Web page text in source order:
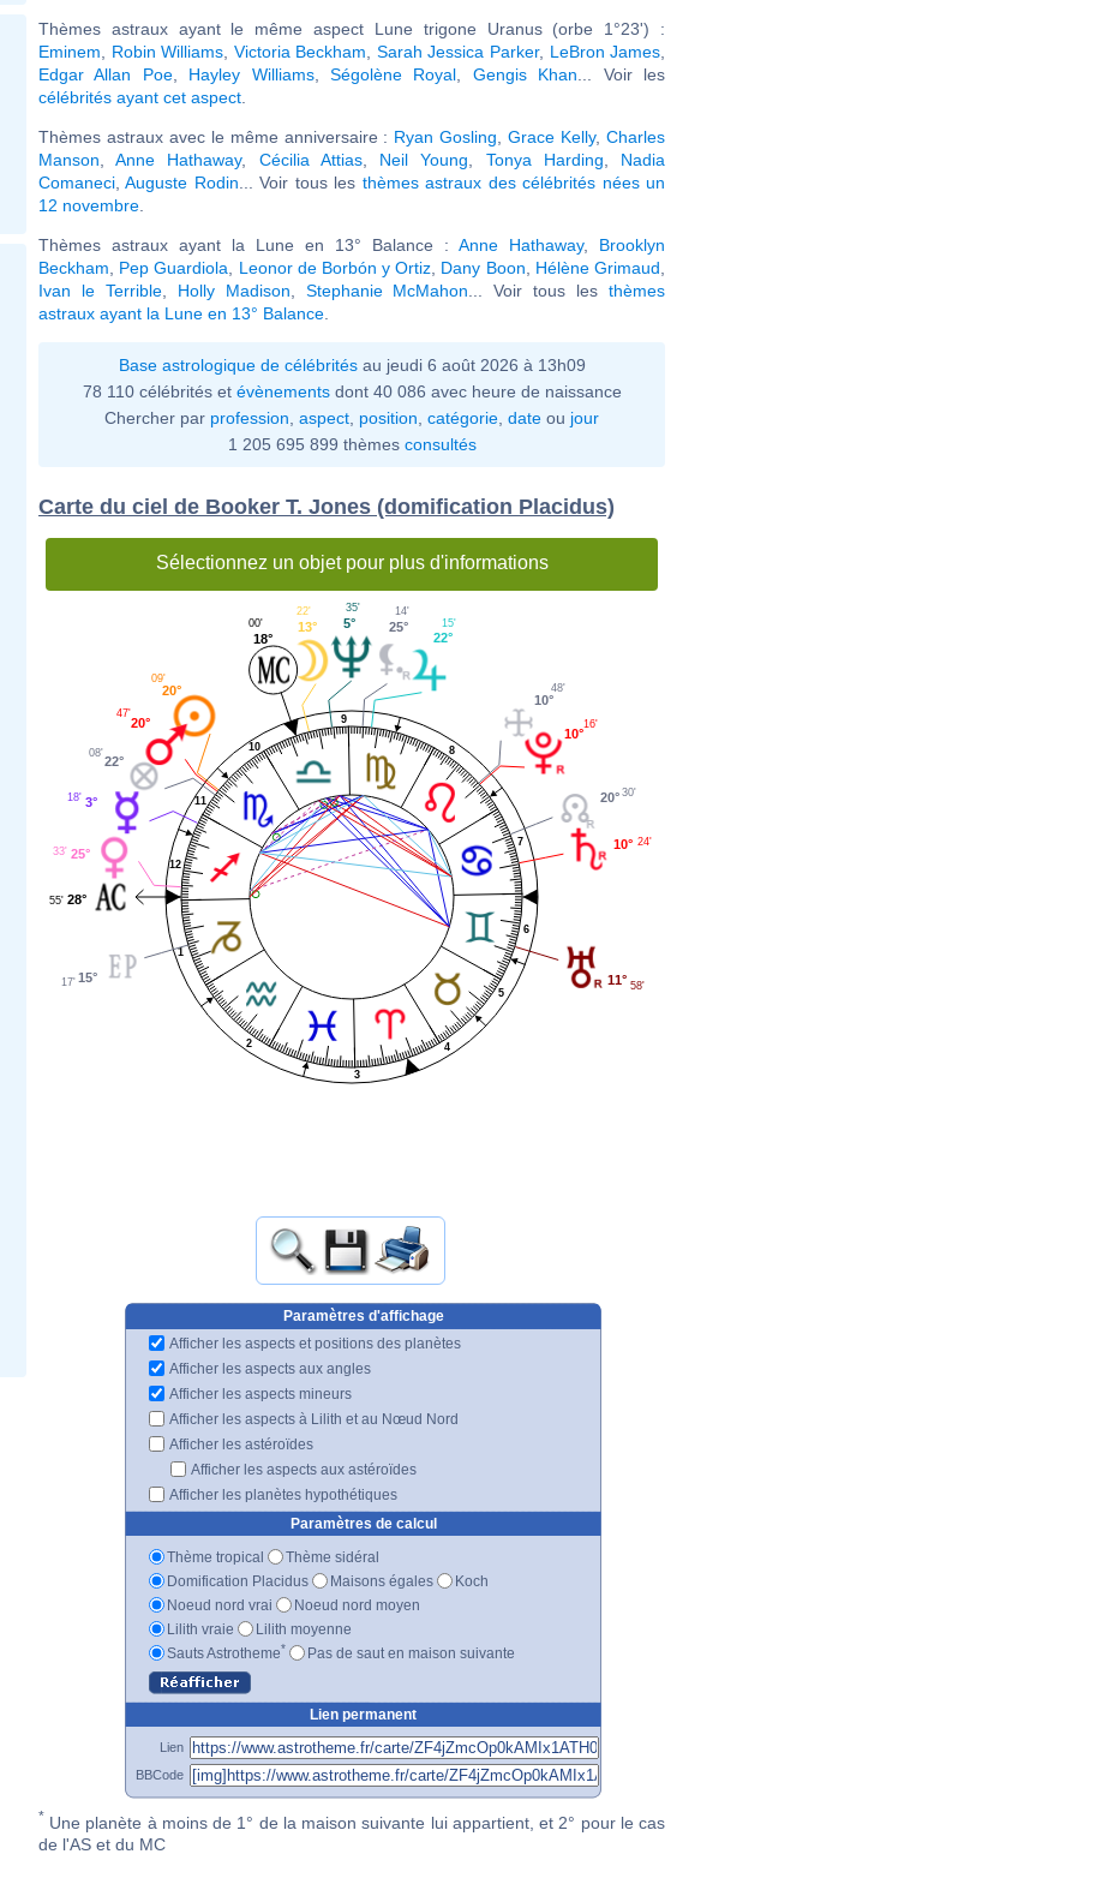
Thèmes astraux ayant le même aspect Lune trigone Uranus (orbe 1°23') :
Eminem
Robin Williams Victoria Beckham Sarah Jessica Parker, LeBron James
Edgar Allan Poe, Hayley Williams,Ségolène Royal Gengis Khan ... Voir les
célébrités ayant cet aspect
Thèmes astraux avec le même anniversaire : Ryan Gosling ,Grace Kelly,Charles
Manson ,Anne Hathaway, Cécilia Attias, Neil Young Tonya Harding
Nadia
Comaneci ,Auguste Rodin ... Voir tous les thèmes astraux des célébrités nées un
12 novembre
Thèmes astraux ayant la Lune en 13° Balance : Anne Hathaway, Brooklyn
Beckham
Pep Guardiola Leonor de Borbón y Ortiz Dany Boon Hélène Grimaud
Ivan le Terrible, Holly Madison Stephanie McMahon ... Voir tous lesthèmes
astraux ayant la Lune en 13° Balance
Base astrologique de célébritésau jeudi 6 août 2026 à 13h09
78 110 célébrités et évènementsdont 40 086 avec heure de naissance
Chercher par profession aspect position catégorie date ou jour
1 205 695 899 thèmes consultés
Carte du ciel de Booker T. Jones (domification Placidus)
Sélectionnez un objet pour plus d'informations
1
2
3
4
5
6
7
8
9
10
11
12
10° 24'
20° 30'
10°
16'
10°
48'
22°
15'
25°
14'
5°
35'
13°
22'
18°
00'
20°
09'
20°
47'
22°
08'
3°
18'
25°
33'
28°
55'
15°
17' 11° 58'
Paramètres d'affichage
Afficher les aspects et positions des planètes
Afficher les aspects aux angles
Afficher les aspects mineurs
Afficher les aspects à Lilith et au Nœud Nord
Afficher les astéroïdes
Afficher les aspects aux astéroïdes
Afficher les planètes hypothétiques
Paramètres de calcul
Thème tropical
Thème sidéral
Domification Placidus
Maisons égales
Koch
Noeud nord vrai
Noeud nord moyen
Lilith vraie
Lilith moyenne
Sauts Astrotheme* Pas de saut en maison suivante
Lien permanent
Lien
BBCode
* Une planète à moins de 1° de la maison suivante lui appartient, et 2° pour le cas
de l'AS et du MC